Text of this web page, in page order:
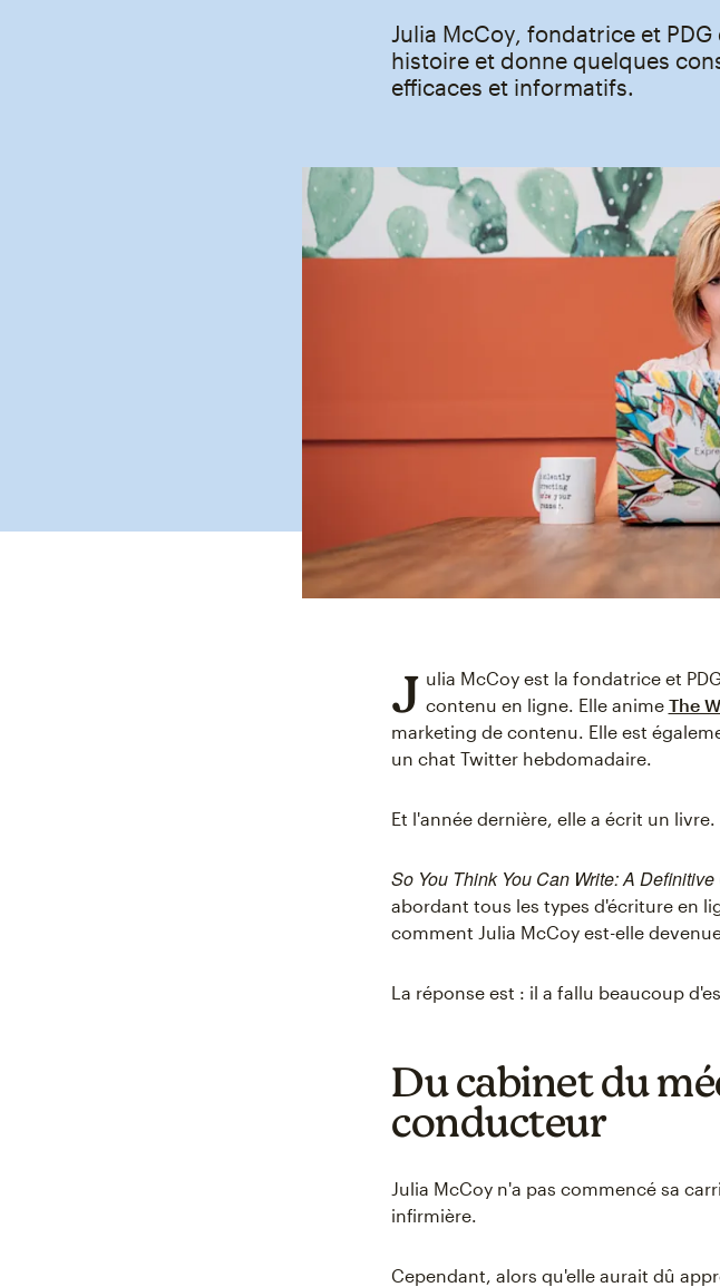
Julia McCoy, fondatrice et
histoire et donne quelques
efficaces et informatifs.
J ulia McCoy est la fondatrice et
contenu en ligne. Elle anime The
marketing de contenu. Elle est
un chat Twitter hebdomadaire.
Et l'année dernière, elle a écrit un livre.
So You Think You Can Write: A
abordant tous les types d'écriture en
comment Julia McCoy est-elle
La réponse est : il a fallu beaucoup
Du cabinet du
conducteur
Julia McCoy n'a pas commencé sa
infirmière.
Cependant, alors qu'elle aurait dû